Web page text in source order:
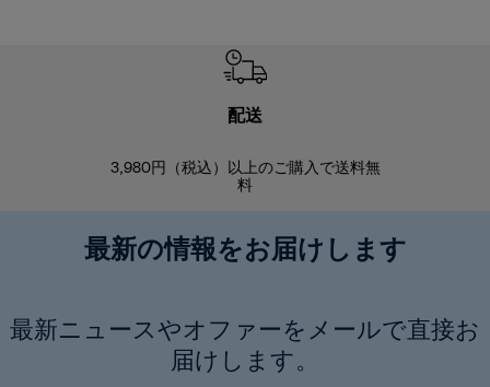
配送
3,980円（税込）以上のご購入で送料無
料
最新の情報をお届けします
最新ニュースやオファーをメールで直接お
届けします。